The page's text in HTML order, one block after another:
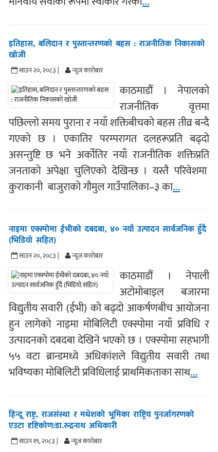
इतिहास, बलिदान र पुस्तान्तरणको बहस : राजनीतिक निकासको
खोजी
साउन २०, २०८३ | न्यूज काराेबार
काठमाडौं । नेपालको
राजनीतिक वृत्तमा
पछिल्लो समय पुराना र नयाँ शक्तिबीचको बहस तीव्र बन्दै
गएको छ । एकातिर परम्परागत दलहरूप्रति बढ्दो
असन्तुष्टि छ भने अर्कोतिर नयाँ राजनीतिक शक्तिप्रति
जनताको अपेक्षा चुलिएको देखिन्छ । यस्तै परिवेशमा
कुराकानी बाजुराको गौमुल गाउँपालिका–३ का...
नाइमा एक्स्पोमा ईभीको दबदबा, ४० नयाँ उत्पादन सार्वजनिक हुँदै
(भिडियो सहित)
साउन २०, २०८३ | न्यूज काराेबार
काठमाडौं । नेपाली
अटोमोबाइल बजारमा
विद्युतीय सवारी (ईभी) को बढ्दो आकर्षणबीच आयोजना
हुन लागेको नाइमा मोबिलिटी एक्स्पोमा नयाँ प्रविधि र
उत्पादनको दबदबा देखिने भएको छ । एक्स्पोमा सहभागी
५५ वटा ब्रान्डमध्ये अधिकांशले विद्युतीय सवारी तथा
भविष्यका मोबिलिटी प्रविधिलाई प्राथमिकताका साथ...
हिन्दू राष्ट्र, राजसंस्था र मधेशको भूमिका राष्ट्रिय पुनर्जागरणको
एउटा दृष्टिकोण:डा.रुद्रनाथ अधिकारी
साउन १९, २०८३ | न्यूज काराेबार